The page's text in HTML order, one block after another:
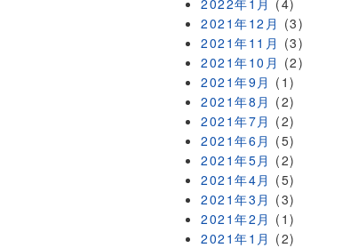
2022年1月 (4)
2021年12月 (3)
2021年11月 (3)
2021年10月 (2)
2021年9月 (1)
2021年8月 (2)
2021年7月 (2)
2021年6月 (5)
2021年5月 (2)
2021年4月 (5)
2021年3月 (3)
2021年2月 (1)
2021年1月 (2)